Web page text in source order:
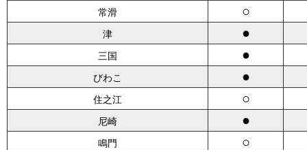
常滑 ○
津 ●
三国 ●
びわこ ●
住之江 ○
尼崎 ●
鳴門 ○